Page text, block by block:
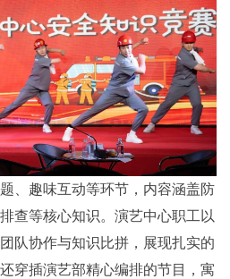
、趣味互动等环节，内容涵盖防
查等核心知识。演艺中心职工以
队协作与知识比拼，展现扎实的
穿插演艺部精心编排的节目，寓